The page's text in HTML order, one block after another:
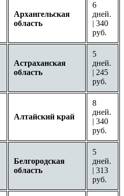
Архангельская
область
6
дней.
| 340
руб.
Астраханская
область
5
дней.
| 245
руб.
Алтайский край
8
дней.
| 340
руб.
Белгородская
область
5
дней.
| 313
руб.